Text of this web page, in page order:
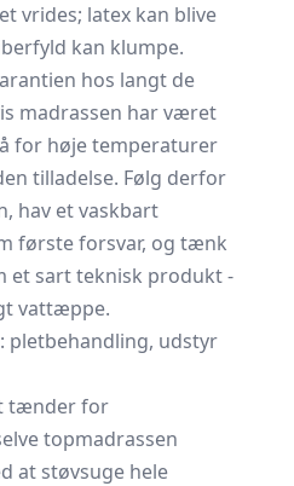
vrides; latex kan blive
kan klumpe.
hos langt de
madrassen har været
for høje temperaturer
tilladelse. Følg derfor
hav et vaskbart
første forsvar, og tænk
et sart teknisk produkt -
vattæppe.
pletbehandling, udstyr
tænder for
topmadrassen
at støvsuge hele